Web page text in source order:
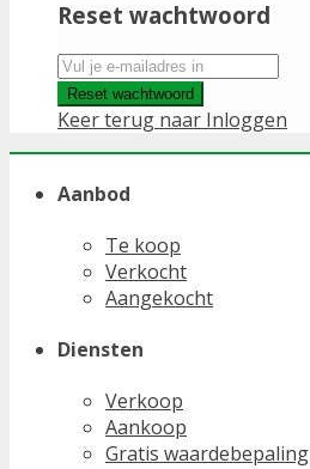
Reset wachtwoord
Reset wachtwoord
Keer terug naar Inloggen
Aanbod
Te koop
Verkocht
Aangekocht
Diensten
Verkoop
Aankoop
Gratis waardebepaling